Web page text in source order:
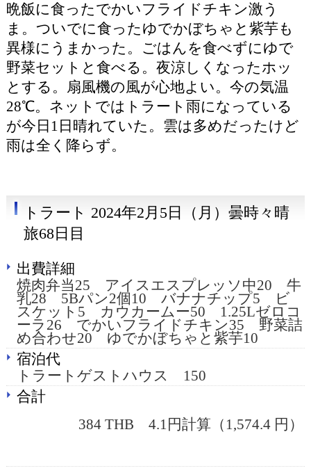
晩飯に食ったでかいフライドチキン激う
ま。ついでに食ったゆでかぼちゃと紫芋も
異様にうまかった。ごはんを食べずにゆで
野菜セットと食べる。夜涼しくなったホッ
とする。扇風機の風が心地よい。今の気温
28℃。ネットではトラート雨になっている
が今日1日晴れていた。雲は多めだったけど
雨は全く降らず。
トラート 2024年2月5日（月）曇時々晴
旅68日目
出費詳細
焼肉弁当25 アイスエスプレッソ中20 牛
乳28 5Bパン2個10 バナナチップ5 ビ
スケット5 カウカームー50 1.25Lゼロコ
ーラ26 でかいフライドチキン35 野菜詰
め合わせ20 ゆでかぼちゃと紫芋10
宿泊代
トラートゲストハウス 150
合計
384 THB 4.1円計算（1,574.4 円）